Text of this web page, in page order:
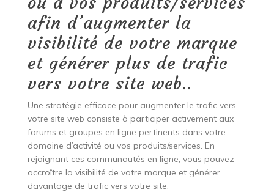
afin d’augmenter la
visibilité de votre marque
et générer plus de trafic
vers votre site web..
Une stratégie efficace pour augmenter le trafic vers
votre site web consiste à participer activement aux
forums et groupes en ligne pertinents dans votre
domaine d’activité ou vos produits/services. En
rejoignant ces communautés en ligne, vous pouvez
accroître la visibilité de votre marque et générer
davantage de trafic vers votre site.